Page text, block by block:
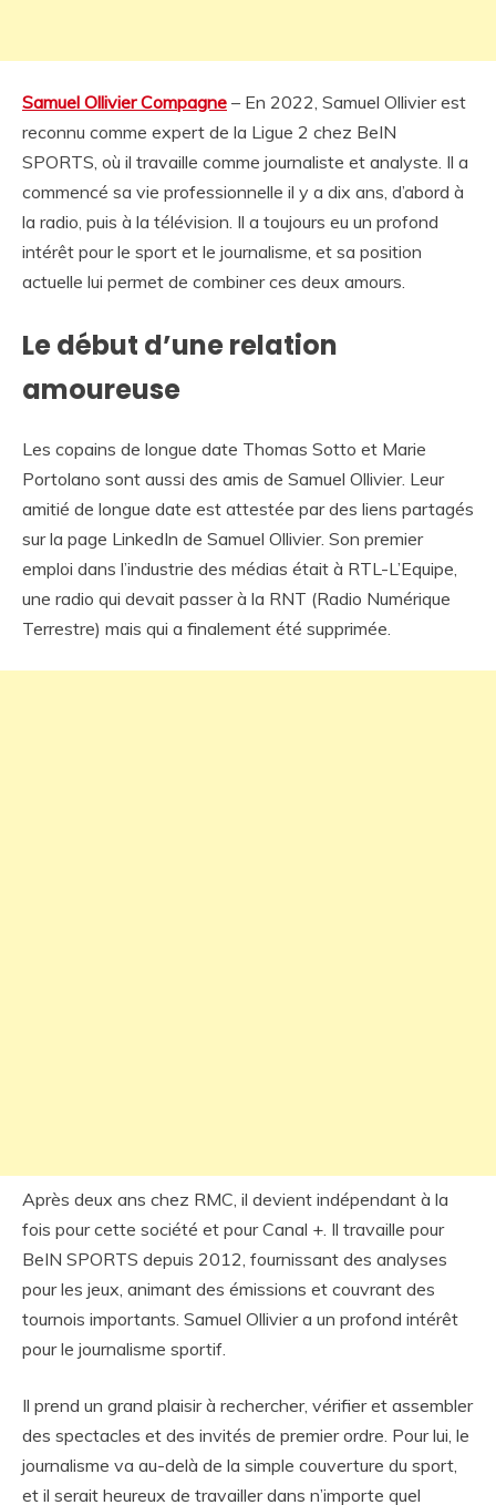
Samuel Ollivier Compagne – En 2022, Samuel Ollivier est
reconnu comme expert de la Ligue 2 chez BeIN
SPORTS, où il travaille comme journaliste et analyste. Il a
commencé sa vie professionnelle il y a dix ans, d’abord à
la radio, puis à la télévision. Il a toujours eu un profond
intérêt pour le sport et le journalisme, et sa position
actuelle lui permet de combiner ces deux amours.
Le début d’une relation
amoureuse
Les copains de longue date Thomas Sotto et Marie
Portolano sont aussi des amis de Samuel Ollivier. Leur
amitié de longue date est attestée par des liens partagés
sur la page LinkedIn de Samuel Ollivier. Son premier
emploi dans l’industrie des médias était à RTL-L’Equipe,
une radio qui devait passer à la RNT (Radio Numérique
Terrestre) mais qui a finalement été supprimée.
Après deux ans chez RMC, il devient indépendant à la
fois pour cette société et pour Canal +. Il travaille pour
BeIN SPORTS depuis 2012, fournissant des analyses
pour les jeux, animant des émissions et couvrant des
tournois importants. Samuel Ollivier a un profond intérêt
pour le journalisme sportif.
Il prend un grand plaisir à rechercher, vérifier et assembler
des spectacles et des invités de premier ordre. Pour lui, le
journalisme va au-delà de la simple couverture du sport,
et il serait heureux de travailler dans n’importe quel